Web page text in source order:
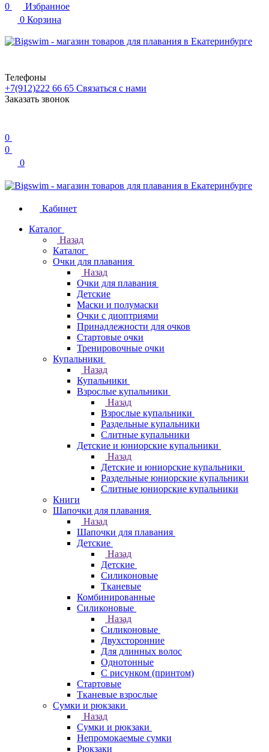
0
Избранное
0 Корзина
Телефоны
+7(912)222 66 65 Связаться с нами
Заказать звонок
0
0
0
Кабинет
Каталог
Назад
Каталог
Очки для плавания
Назад
Очки для плавания
Детские
Маски и полумаски
Очки с диоптриями
Принадлежности для очков
Стартовые очки
Тренировочные очки
Купальники
Назад
Купальники
Взрослые купальники
Назад
Взрослые купальники
Раздельные купальники
Слитные купальники
Детские и юниорские купальники
Назад
Детские и юниорские купальники
Раздельные юниорские купальники
Слитные юниорские купальники
Книги
Шапочки для плавания
Назад
Шапочки для плавания
Детские
Назад
Детские
Силиконовые
Тканевые
Комбинированные
Силиконовые
Назад
Силиконовые
Двухсторонние
Для длинных волос
Однотонные
С рисунком (принтом)
Стартовые
Тканевые взрослые
Сумки и рюкзаки
Назад
Сумки и рюкзаки
Непромокаемые сумки
Рюкзаки